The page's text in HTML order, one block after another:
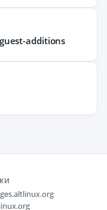
additions